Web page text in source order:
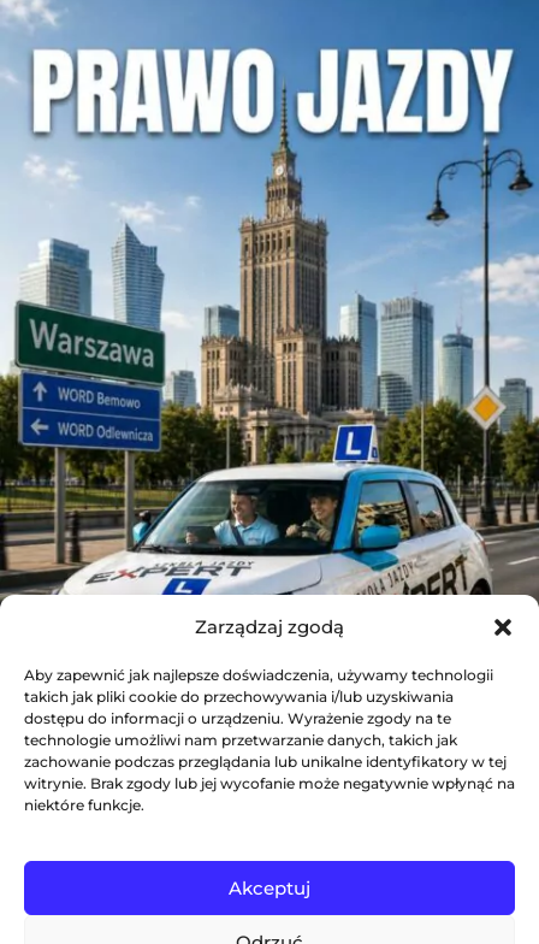
Zarządzaj zgodą
Aby zapewnić jak najlepsze doświadczenia, używamy technologii
takich jak pliki cookie do przechowywania i/lub uzyskiwania
dostępu do informacji o urządzeniu. Wyrażenie zgody na te
technologie umożliwi nam przetwarzanie danych, takich jak
zachowanie podczas przeglądania lub unikalne identyfikatory w tej
witrynie. Brak zgody lub jej wycofanie może negatywnie wpłynąć na
niektóre funkcje.
Akceptuj